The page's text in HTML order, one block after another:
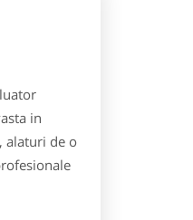
in
alaturi de o